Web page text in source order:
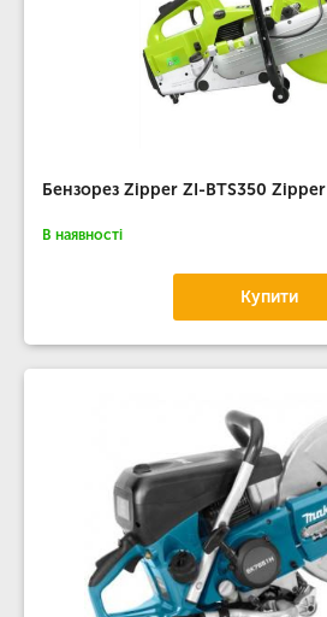
Бензорез Zipper ZI-BTS350 Zipper
В наявності
Купити